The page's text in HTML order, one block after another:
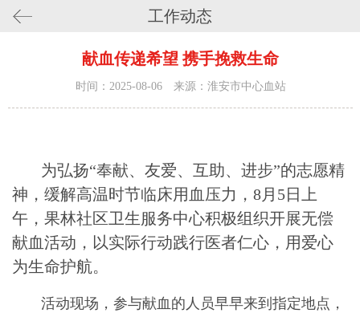
工作动态
献血传递希望 携手挽救生命
时间：2025-08-06 来源：淮安市中心血站
为弘扬“奉献、友爱、互助、进步”的志愿精
神，缓解高温时节临床用血压力， 8月5日上
午，果林社区卫生服务中心积极组织开展无偿
献血活动， 以实际行动践行医者仁心，用爱心
为生命护航。
活动现场，参与献血的人员早早来到指定地点，